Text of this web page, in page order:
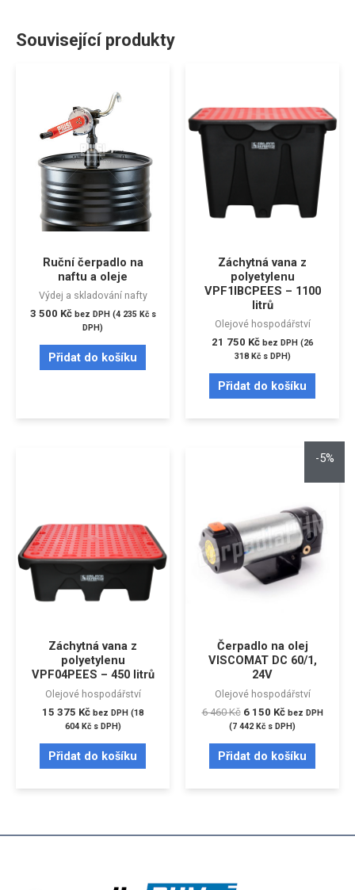
Související produkty
Ruční čerpadlo na
naftu a oleje
Výdej a skladování nafty
3 500 Kč bez DPH (4 235 Kčs
DPH)
Přidat do košíku
Záchytná vana z
polyetylenu
VPF1IBCPEES – 1100
litrů
Olejové hospodářství
21 750 Kč bez DPH (26
318 Kčs DPH)
Přidat do košíku
Záchytná vana z
polyetylenu
VPF04PEES – 450 litrů
Olejové hospodářství
15 375 Kč bez DPH (18
604 Kčs DPH)
Přidat do košíku
-5%
Čerpadlo na olej
VISCOMAT DC 60/1,
24V
Olejové hospodářství
6 460Kč 6 150 Kč bez DPH
(7 442Kč s DPH)
Přidat do košíku